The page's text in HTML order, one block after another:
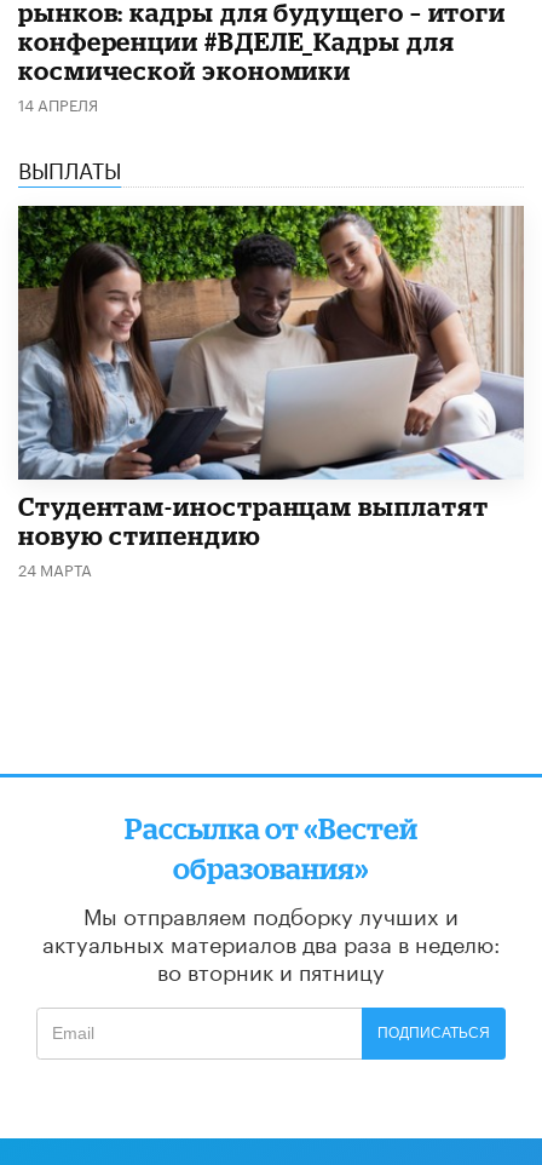
рынков: кадры для будущего – итоги
конференции #ВДЕЛЕ_Кадры для
космической экономики
14 АПРЕЛЯ
ВЫПЛАТЫ
Студентам-иностранцам выплатят
новую стипендию
24 МАРТА
Рассылка от «Вестей
образования»
Мы отправляем подборку лучших и
актуальных материалов два раза в неделю:
во вторник и пятницу
ПОДПИСАТЬСЯ